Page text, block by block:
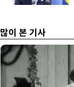
많이 본 기사